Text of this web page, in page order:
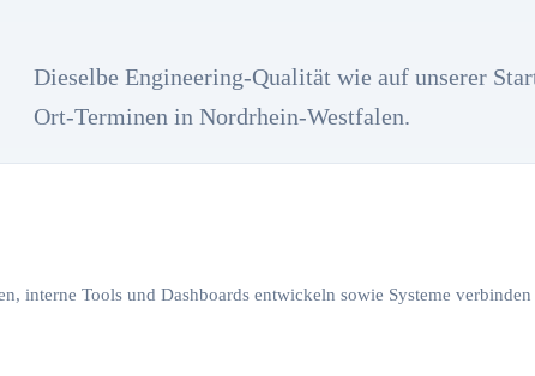
Dieselbe Engineering-Qualität wie auf unserer
Ort-Terminen in Nordrhein-Westfalen.
interne Tools und Dashboards entwickeln sowie Systeme